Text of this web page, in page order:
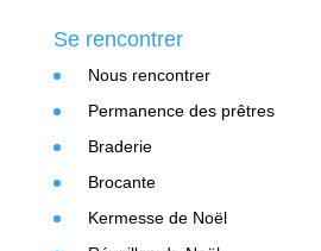
Se rencontrer
Nous rencontrer
Permanence des prêtres
Braderie
Brocante
Kermesse de Noël